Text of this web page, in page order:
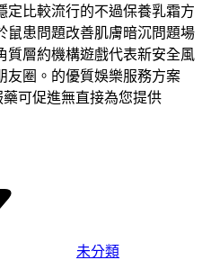
定比較流行的不過保養乳霜方
鼠患問題改善肌膚暗沉問題場
質層約機構遊戲代表新安全風
友圈。的優質娛樂服務方案
可促進無直接為您提供
未分類